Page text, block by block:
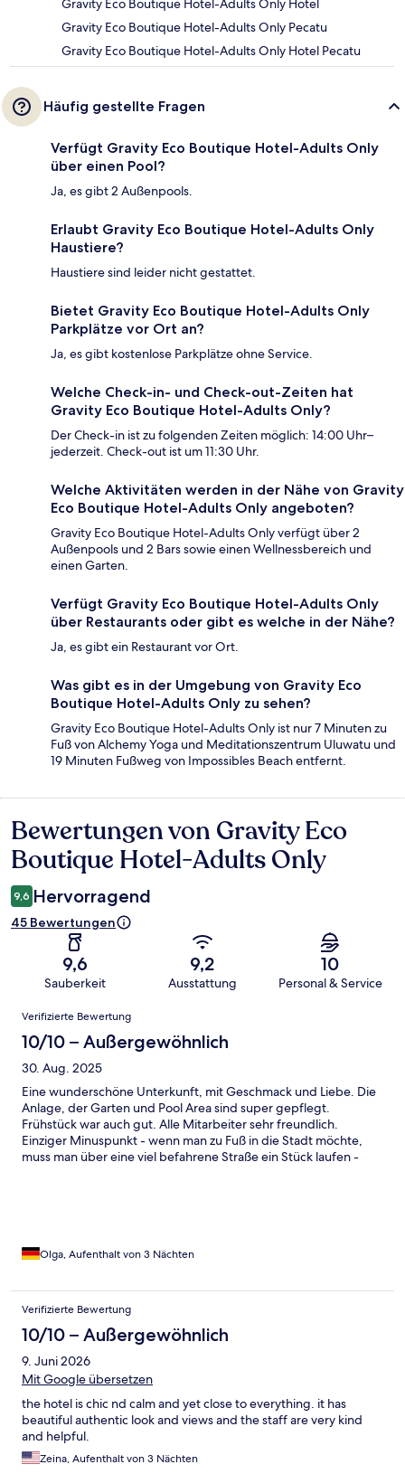
Gravity Eco Boutique Hotel-Adults Only Hotel
Gravity Eco Boutique Hotel-Adults Only Pecatu
Gravity Eco Boutique Hotel-Adults Only Hotel Pecatu
Häufig gestellte Fragen
Verfügt Gravity Eco Boutique Hotel-Adults Only
über einen Pool?
Ja, es gibt 2 Außenpools.
Erlaubt Gravity Eco Boutique Hotel-Adults Only
Haustiere?
Haustiere sind leider nicht gestattet.
Bietet Gravity Eco Boutique Hotel-Adults Only
Parkplätze vor Ort an?
Ja, es gibt kostenlose Parkplätze ohne Service.
Welche Check-in- und Check-out-Zeiten hat
Gravity Eco Boutique Hotel-Adults Only?
Der Check-in ist zu folgenden Zeiten möglich: 14:00 Uhr–
jederzeit. Check-out ist um 11:30 Uhr.
Welche Aktivitäten werden in der Nähe von Gravity
Eco Boutique Hotel-Adults Only angeboten?
Gravity Eco Boutique Hotel-Adults Only verfügt über 2
Außenpools und 2 Bars sowie einen Wellnessbereich und
einen Garten.
Verfügt Gravity Eco Boutique Hotel-Adults Only
über Restaurants oder gibt es welche in der Nähe?
Ja, es gibt ein Restaurant vor Ort.
Was gibt es in der Umgebung von Gravity Eco
Boutique Hotel-Adults Only zu sehen?
Gravity Eco Boutique Hotel-Adults Only ist nur 7 Minuten zu
Fuß von Alchemy Yoga und Meditationszentrum Uluwatu und
19 Minuten Fußweg von Impossibles Beach entfernt.
Bewertungen
Bewertungen von Gravity Eco
Boutique Hotel-Adults Only
9,6 Hervorragend
45 Bewertungen
9,6
Sauberkeit
9,2
Ausstattung
10
Personal & Service
Bewertungen
Verifizierte Bewertung
10/10 – Außergewöhnlich
30. Aug. 2025
Eine wunderschöne Unterkunft, mit Geschmack und Liebe. Die
Anlage, der Garten und Pool Area sind super gepflegt.
Frühstück war auch gut. Alle Mitarbeiter sehr freundlich.
Einziger Minuspunkt - wenn man zu Fuß in die Stadt möchte,
muss man über eine viel befahrene Straße ein Stück laufen -
Olga, Aufenthalt von 3 Nächten
Verifizierte Bewertung
10/10 – Außergewöhnlich
9. Juni 2026
Mit Google übersetzen
the hotel is chic nd calm and yet close to everything. it has
beautiful authentic look and views and the staff are very kind
and helpful.
Zeina, Aufenthalt von 3 Nächten